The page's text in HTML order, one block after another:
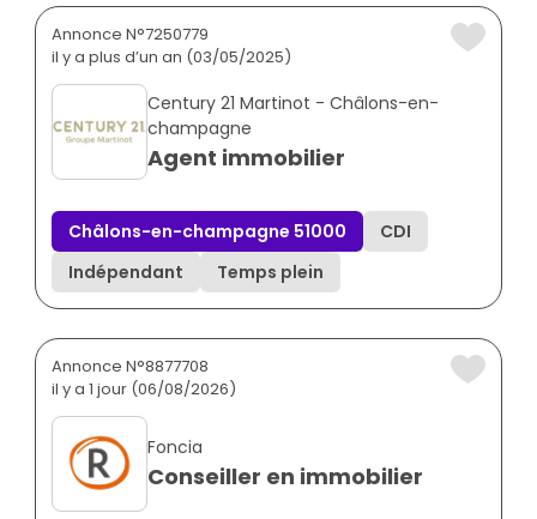
Annonce N°7250779
il y a plus d’un an (03/05/2025)
Century 21 Martinot - Châlons-en-
champagne
Agent immobilier
Châlons-en-champagne 51000
CDI
Indépendant
Temps plein
Annonce N°8877708
il y a 1 jour (06/08/2026)
Foncia
Conseiller en immobilier